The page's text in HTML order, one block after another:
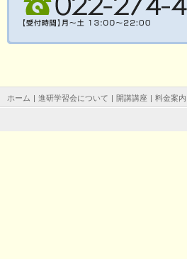
ホーム | 進研学習会について | 開講講座 | 料金案内